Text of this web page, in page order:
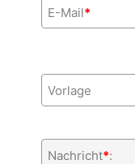
E-Mail*
Vorlage
Nachricht*: